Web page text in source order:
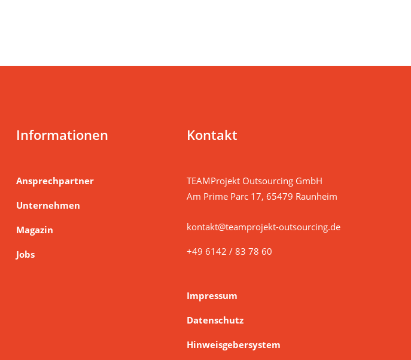
Informationen
Ansprechpartner
Unternehmen
Magazin
Jobs
Kontakt
TEAMProjekt Outsourcing GmbH
Am Prime Parc 17, 65479 Raunheim
kontakt@teamprojekt-outsourcing.de
+49 6142 / 83 78 60
Impressum
Datenschutz
Hinweisgebersystem